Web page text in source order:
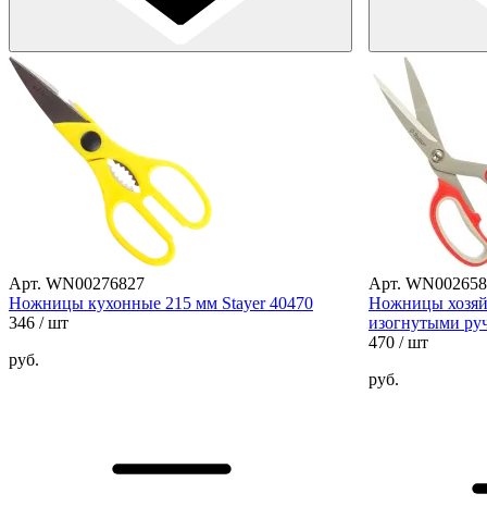
Арт. WN00276827
Ножницы кухонные 215 мм Stayer 40470
346 / шт
руб.
Арт.
Ножницы
изогнутыми
470 / шт
руб.